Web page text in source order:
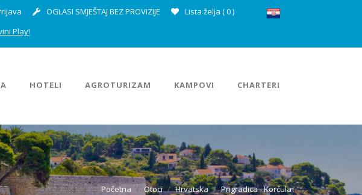
OGLASI SMJEŠTAJ BEZ PROVIZIJE Lista želja (0)
Play!
HOTELI AGROTURIZAM KAMPOVI CHARTERI
Početna Otoci Hrvatska Prigradica - Korčula